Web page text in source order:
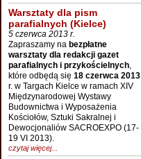
Warsztaty dla pism
parafialnych (Kielce)
5 czerwca 2013 r.
Zapraszamy na bezpłatne
warsztaty dla redakcji gazet
parafialnych i przykościelnych,
które odbędą się 18 czerwca 2013
r. w Targach Kielce w ramach XIV
Międzynarodowej Wystawy
Budownictwa i Wyposażenia
Kościołów, Sztuki Sakralnej i
Dewocjonaliów SACROEXPO (17-
19 VI 2013).
czytaj więcej...